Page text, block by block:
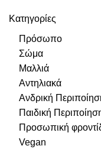
Κατηγορίες
Πρόσωπο
Σώμα
Μαλλιά
Αντηλιακά
Ανδρική
Παιδική
Προσωπική
Vegan